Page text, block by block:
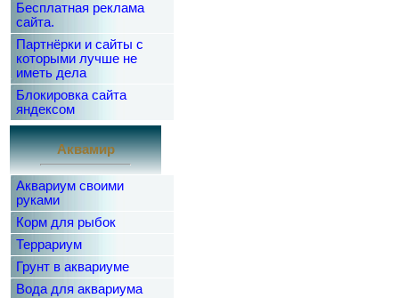
Бесплатная реклама
сайта.
Партнёрки и сайты с
которыми лучше не
иметь дела
Блокировка сайта
яндексом
Аквамир
Аквариум своими
руками
Корм для рыбок
Террариум
Грунт в аквариуме
Вода для аквариума